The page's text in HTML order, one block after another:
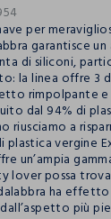
per
garantisce
di siliconi,
la linea offre 3
rimpolpante e
dal 94% di
riusciamo a
plastica vergine
un’ampia
lover possa
ha
più